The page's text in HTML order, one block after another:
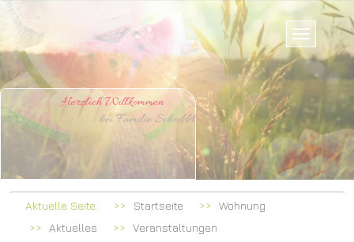
Herzlich Willkommen
bei Familie Schoddel
Aktuelle Seite: Startseite
Wohnung
Aktuelles
Veranstaltungen